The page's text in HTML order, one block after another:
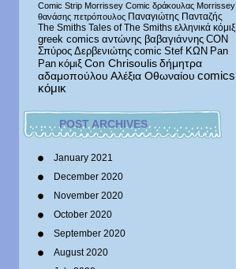
Comic Strip Morrissey Comic δράκουλας Morrissey
θανάσης πετρόπουλος Παναγιώτης Πανταζής
The Smiths Tales of The Smiths ελληνικά κόμιξ
greek comics αντώνης βαβαγιάννης CON
Σπύρος Δερβενιώτης comic Stef ΚΩΝ Pan
Pan κόμιξ Con Chrisoulis δήμητρα
αδαμοπούλου Αλέξια Οθωναίου comics
κόμικ
POST ARCHIVES
January 2021
December 2020
November 2020
October 2020
September 2020
August 2020